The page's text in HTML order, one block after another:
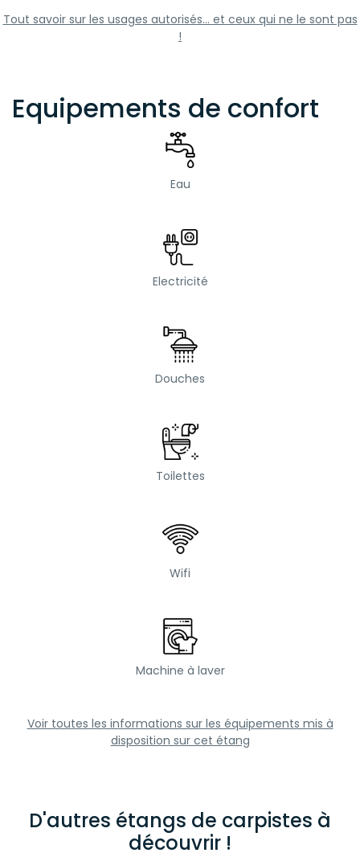
Tout savoir sur les usages autorisés... et ceux qui ne le sont pas
!
Equipements de confort
Eau
Electricité
Douches
Toilettes
Wifi
Machine à laver
Voir toutes les informations sur les équipements mis à
disposition sur cet étang
D'autres étangs de carpistes à
découvrir !